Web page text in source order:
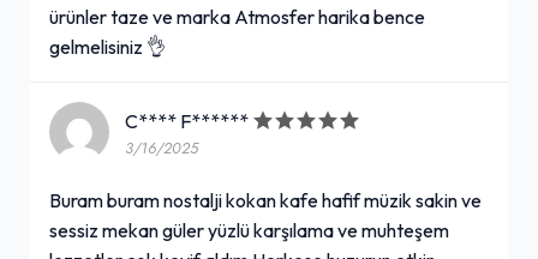
ürünler taze ve marka Atmosfer harika bence
gelmelisiniz 👌
C**** F******
3/16/2025
Buram buram nostalji kokan kafe hafif müzik sakin ve
sessiz mekan güler yüzlü karşılama ve muhteşem